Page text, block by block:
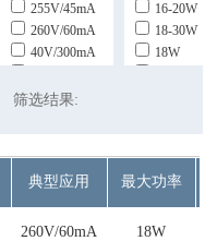
255V/45mA
260V/60mA
40V/300mA
76V/220mA
80V/200mA
80V/240mA
80V/280mA
80V/300mA
16-20W
18-30W
18W
50W
60W
筛选结果:
典型应用 最大功率
260V/60mA 18W